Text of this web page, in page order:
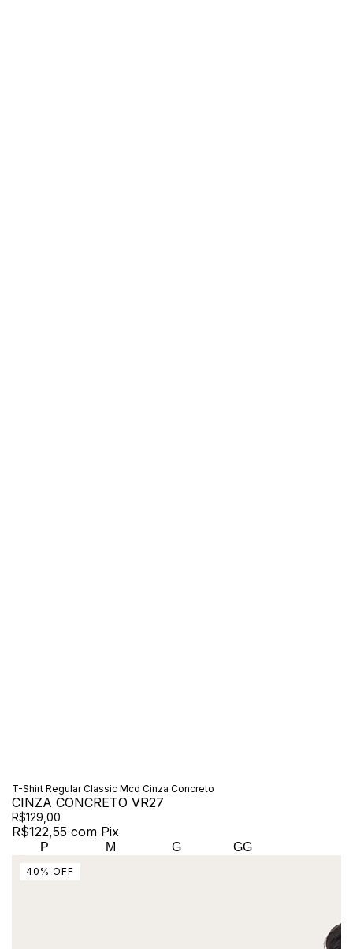
T-Shirt Regular Classic Mcd Cinza Concreto
CINZA CONCRETO VR27
R$129,00
R$122,55 com Pix
P M G GG
40 % OFF